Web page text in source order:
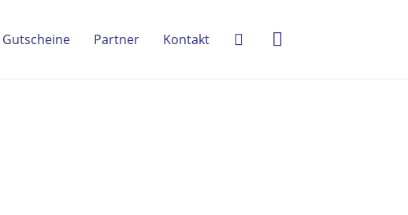
Gutscheine Partner Kontakt